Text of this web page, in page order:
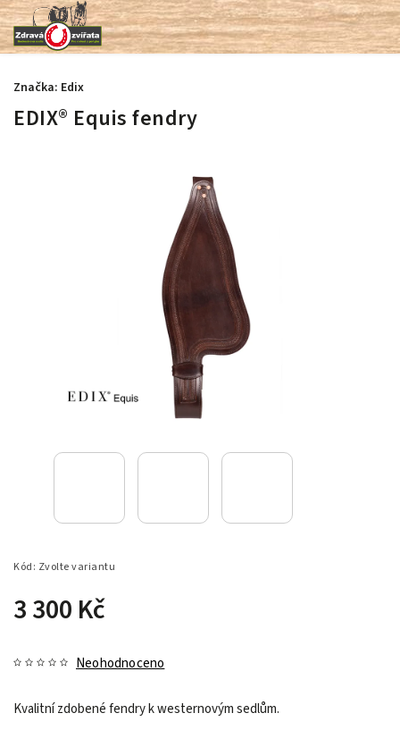
EDIX® Equis fendry
Kód: Zvolte variantu
3 300 Kč
Neohodnoceno
Kvalitní zdobené fendry k westernovým sedlům.
Značka: Edix